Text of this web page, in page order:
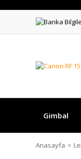
Gimbal
Anasayfa